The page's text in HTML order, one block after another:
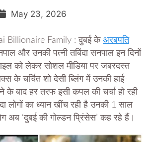
May 23, 2026
Billionaire Family : दुबई के अरबपति
और उनकी पत्नी तबिंदा सनपाल इन दिनों
को लेकर सोशल मीडिया पर जबरदस्त
के चर्चित शो देसी ब्लिंग में उनकी हाई-
के बाद हर तरफ इसी कपल की चर्चा हो रही
लोगों का ध्यान खींच रही है उनकी 1 साल
अब ‘दुबई की गोल्डन प्रिंसेस’ कह रहे हैं।